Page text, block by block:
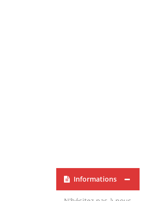
Informations